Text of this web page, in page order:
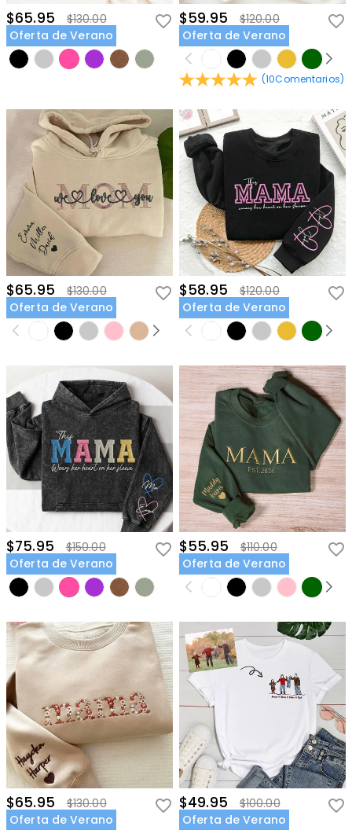
$65.95
$130.00
Oferta de Verano
$59.95
$120.00
Oferta de Verano
(10Comentarios)
$65.95
$130.00
Oferta de Verano
$58.95
$120.00
Oferta de Verano
$75.95
$150.00
Oferta de Verano
$55.95
$110.00
Oferta de Verano
$65.95
$130.00
Oferta de Verano
$49.95
$100.00
Oferta de Verano